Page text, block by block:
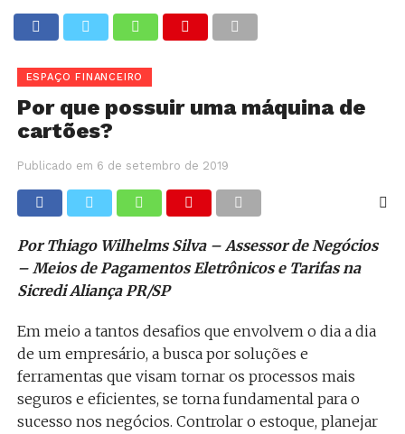
ESPAÇO FINANCEIRO
Por que possuir uma máquina de
cartões?
Publicado em 6 de setembro de 2019
Por Thiago Wilhelms Silva – Assessor de Negócios
– Meios de Pagamentos Eletrônicos e Tarifas na
Sicredi Aliança PR/SP
Em meio a tantos desafios que envolvem o dia a dia
de um empresário, a busca por soluções e
ferramentas que visam tornar os processos mais
seguros e eficientes, se torna fundamental para o
sucesso nos negócios. Controlar o estoque, planejar